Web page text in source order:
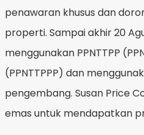
penawaran khusus dan
properti. Sampai akhir 20
menggunakan PPNTTPP
(PPNTTPPP) dan
pengembang. Susan Price
emas untuk mendapatkan